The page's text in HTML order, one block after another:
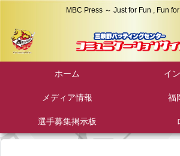
MBC Press ～ Just for Fun , Fun
ホーム イ
メディア情報 福
選手募集掲示板